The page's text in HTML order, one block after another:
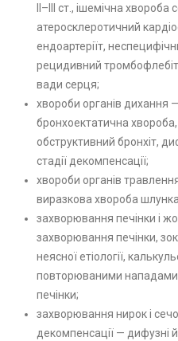
II–III ст., ішемічна хвороба
атеросклеротичний
ендоартеріїт,
рецидивний
вади серця;
хвороби органів дихання
бронхоектатична
обструктивний бронхіт,
стадії декомпенсації;
хвороби органів
виразкова хвороба
захворювання печінки і
захворювання печінки,
неясної етіології,
повторюваними нападами
печінки;
захворювання нирок і
декомпенсації — дифузні